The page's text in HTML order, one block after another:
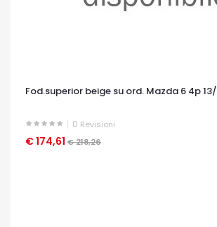
Fod.superior beige su ord. Mazda 6 4p 13/
0 Revisioni
€ 174,61 € 218,26
OCCHIATA VELOCE